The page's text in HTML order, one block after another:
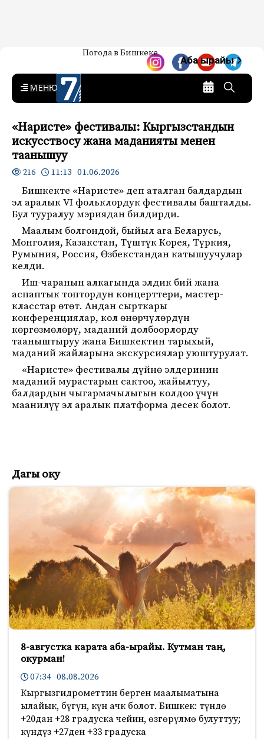
7-канал. Жаңылыктар —
Кыргызстан
Жаңылыктар — Кыргызстан
Погода в Бишкеке
Аба ырайы
MENU
«Наристе» фестивалы: Кыргызстандын
искусствосу жана маданияты менен
таанышуу
216 11:13 01.06.2026
Бишкекте «Наристе» деп аталган балдардын
эл аралык VI фольклордук фестивалы башталды.
Бул тууралуу мэриядан билдирди.
Маалым болгондой, быйыл ага Беларусь,
Монголия, Казакстан, Түштүк Корея, Түркия,
Румыния, Россия, Өзбекстандан катышуучулар
келди.
Иш-чаранын алкагында элдик бий жана
аспаптык топтордун концерттери, мастер-
класстар өтөт. Андан сырткары
конференциялар, кол өнөрчүлөрдүн
көргөзмөлөрү, маданий долбоорлорду
тааныштыруу жана Бишкектин тарыхый,
маданий жайларына экскурсиялар уюштурулат.
«Наристе» фестивалы дүйнө элдеринин
маданий мурастарын сактоо, жайылтуу,
балдардын чыгармачылыгын колдоо үчүн
маанилүү эл аралык платформа десек болот.
Дагы оку
8-августка карата аба-ырайы. Кутман таң,
окурман!
07:34 08.08.2026
Кыргызгидрометтин берген маалыматына
ылайык, бүгүн, күн ачк болот. Бишкек: түндө
+20дан +28 градуска чейин, өзгөрүлмө булуттуу;
күндүз +27ден +33 градуска